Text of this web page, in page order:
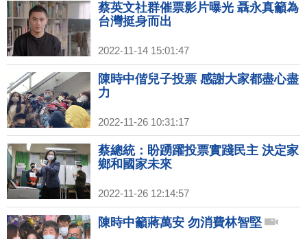
蔡英文社群催票影片曝光 聶永真籲為
台灣挺身而出
2022-11-14 15:01:47
陳時中偕兒子投票 感謝大家都盡心盡
力
2022-11-26 10:31:17
蔡總統：盼踴躍投票實踐民主 決定家
鄉和國家未來
2022-11-26 12:14:57
陳時中籲蔣萬安 勿消費林智堅